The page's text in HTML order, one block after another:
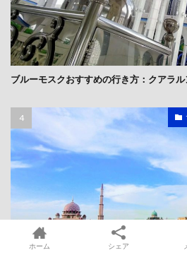
ブルーモスクおすすめの行き方：クアラ
ホーム シェア